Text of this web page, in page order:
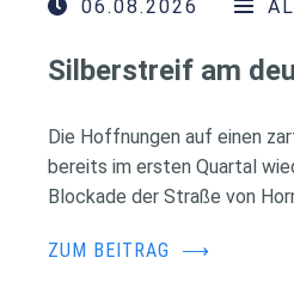
06.08.2026
Silberstreif am
Die Hoffnungen auf einen
bereits im ersten Quartal
Blockade der Straße von
ZUM BEITRAG ⟶